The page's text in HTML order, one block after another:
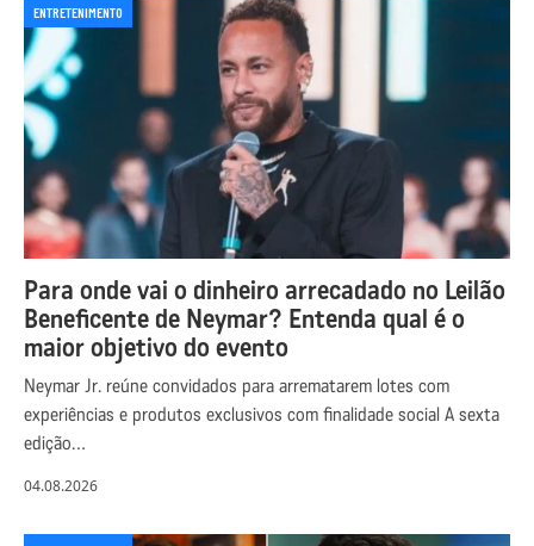
ENTRETENIMENTO
Para onde vai o dinheiro arrecadado no Leilão
Beneficente de Neymar? Entenda qual é o
maior objetivo do evento
Neymar Jr. reúne convidados para arrematarem lotes com
experiências e produtos exclusivos com finalidade social A sexta
edição…
04.08.2026